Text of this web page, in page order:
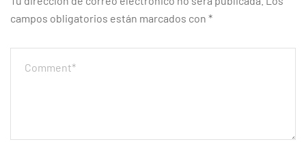
campos obligatorios están marcados con *